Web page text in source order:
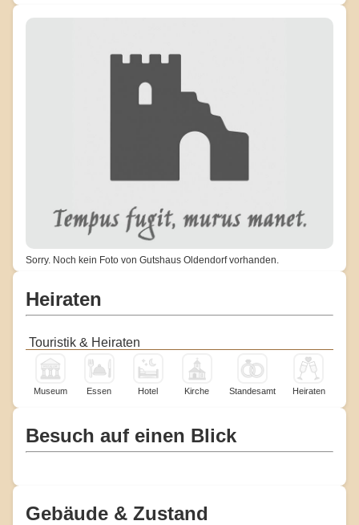
Sorry. Noch kein Foto von Gutshaus Oldendorf vorhanden.
Heiraten
Touristik & Heiraten
Museum Essen Hotel Kirche Standesamt Heiraten
Besuch auf einen Blick
Gebäude & Zustand